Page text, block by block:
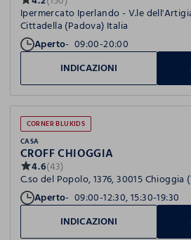
Ipermercato Iperlando - V.le
Cittadella (Padova) Italia
Aperto 09:00-20:00
INDICAZIONI
CORNER BLUKIDS
CASA
CROFF CHIOGGIA
4.6(43)
C.so del Popolo, 1376, 30015 Chioggia
Aperto 09:00-12:30, 15:30-19:30
INDICAZIONI